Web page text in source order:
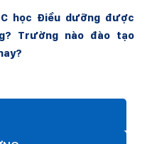
C học Điều dưỡng được
Trường nào đào tạo